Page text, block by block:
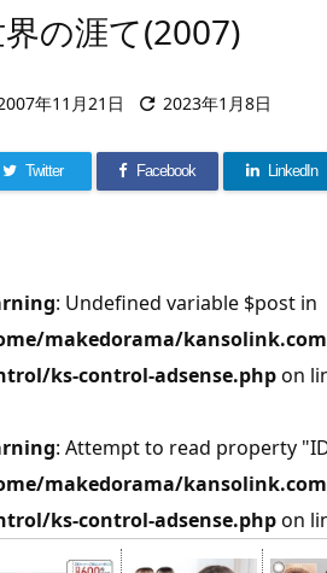
の涯て(2007)
年11月21日  2023年1月8日
Twitter Facebook LinkedIn
: Undefined variable $post in
makedorama/
ks-control-adsense.phpon
: Attempt to read property
makedorama/
ks-control-adsense.phpon